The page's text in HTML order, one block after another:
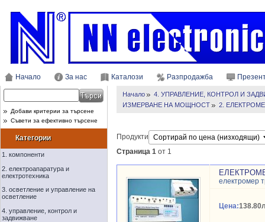
Начало За нас Каталози Разпродажба
Добави критерии за търсене
Съвети за ефективно търсене
Категории
1. компоненти
2. електроапаратура и
електротехника
3. осветление и управление на
осветление
4. управление, контрол и
задвижване
Начало
4. УПРАВЛЕНИЕ, КОНТРОЛ И
ИЗМЕРВАНЕ НА МОЩНОСТ
2.
Продукти
Страница 1 от 1
електромер
Цена: